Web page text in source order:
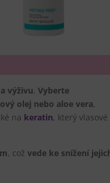
výživu. Vyberte
olej nebo aloe vera,
na keratin, který vlasové
, což vede ke snížení